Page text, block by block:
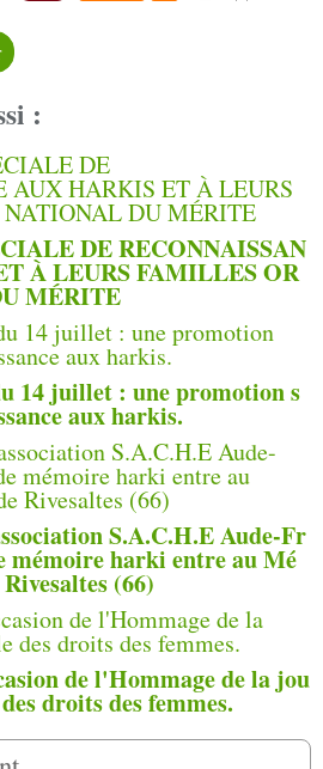
:
DE RECONNAISSAN
À LEURS FAMILLES OR
MÉRITE
14 juillet : une promotion s
aux harkis.
S.A.C.H.E Aude-Fr
mémoire harki entre au Mé
(66)
de l'Hommage de la jou
droits des femmes.